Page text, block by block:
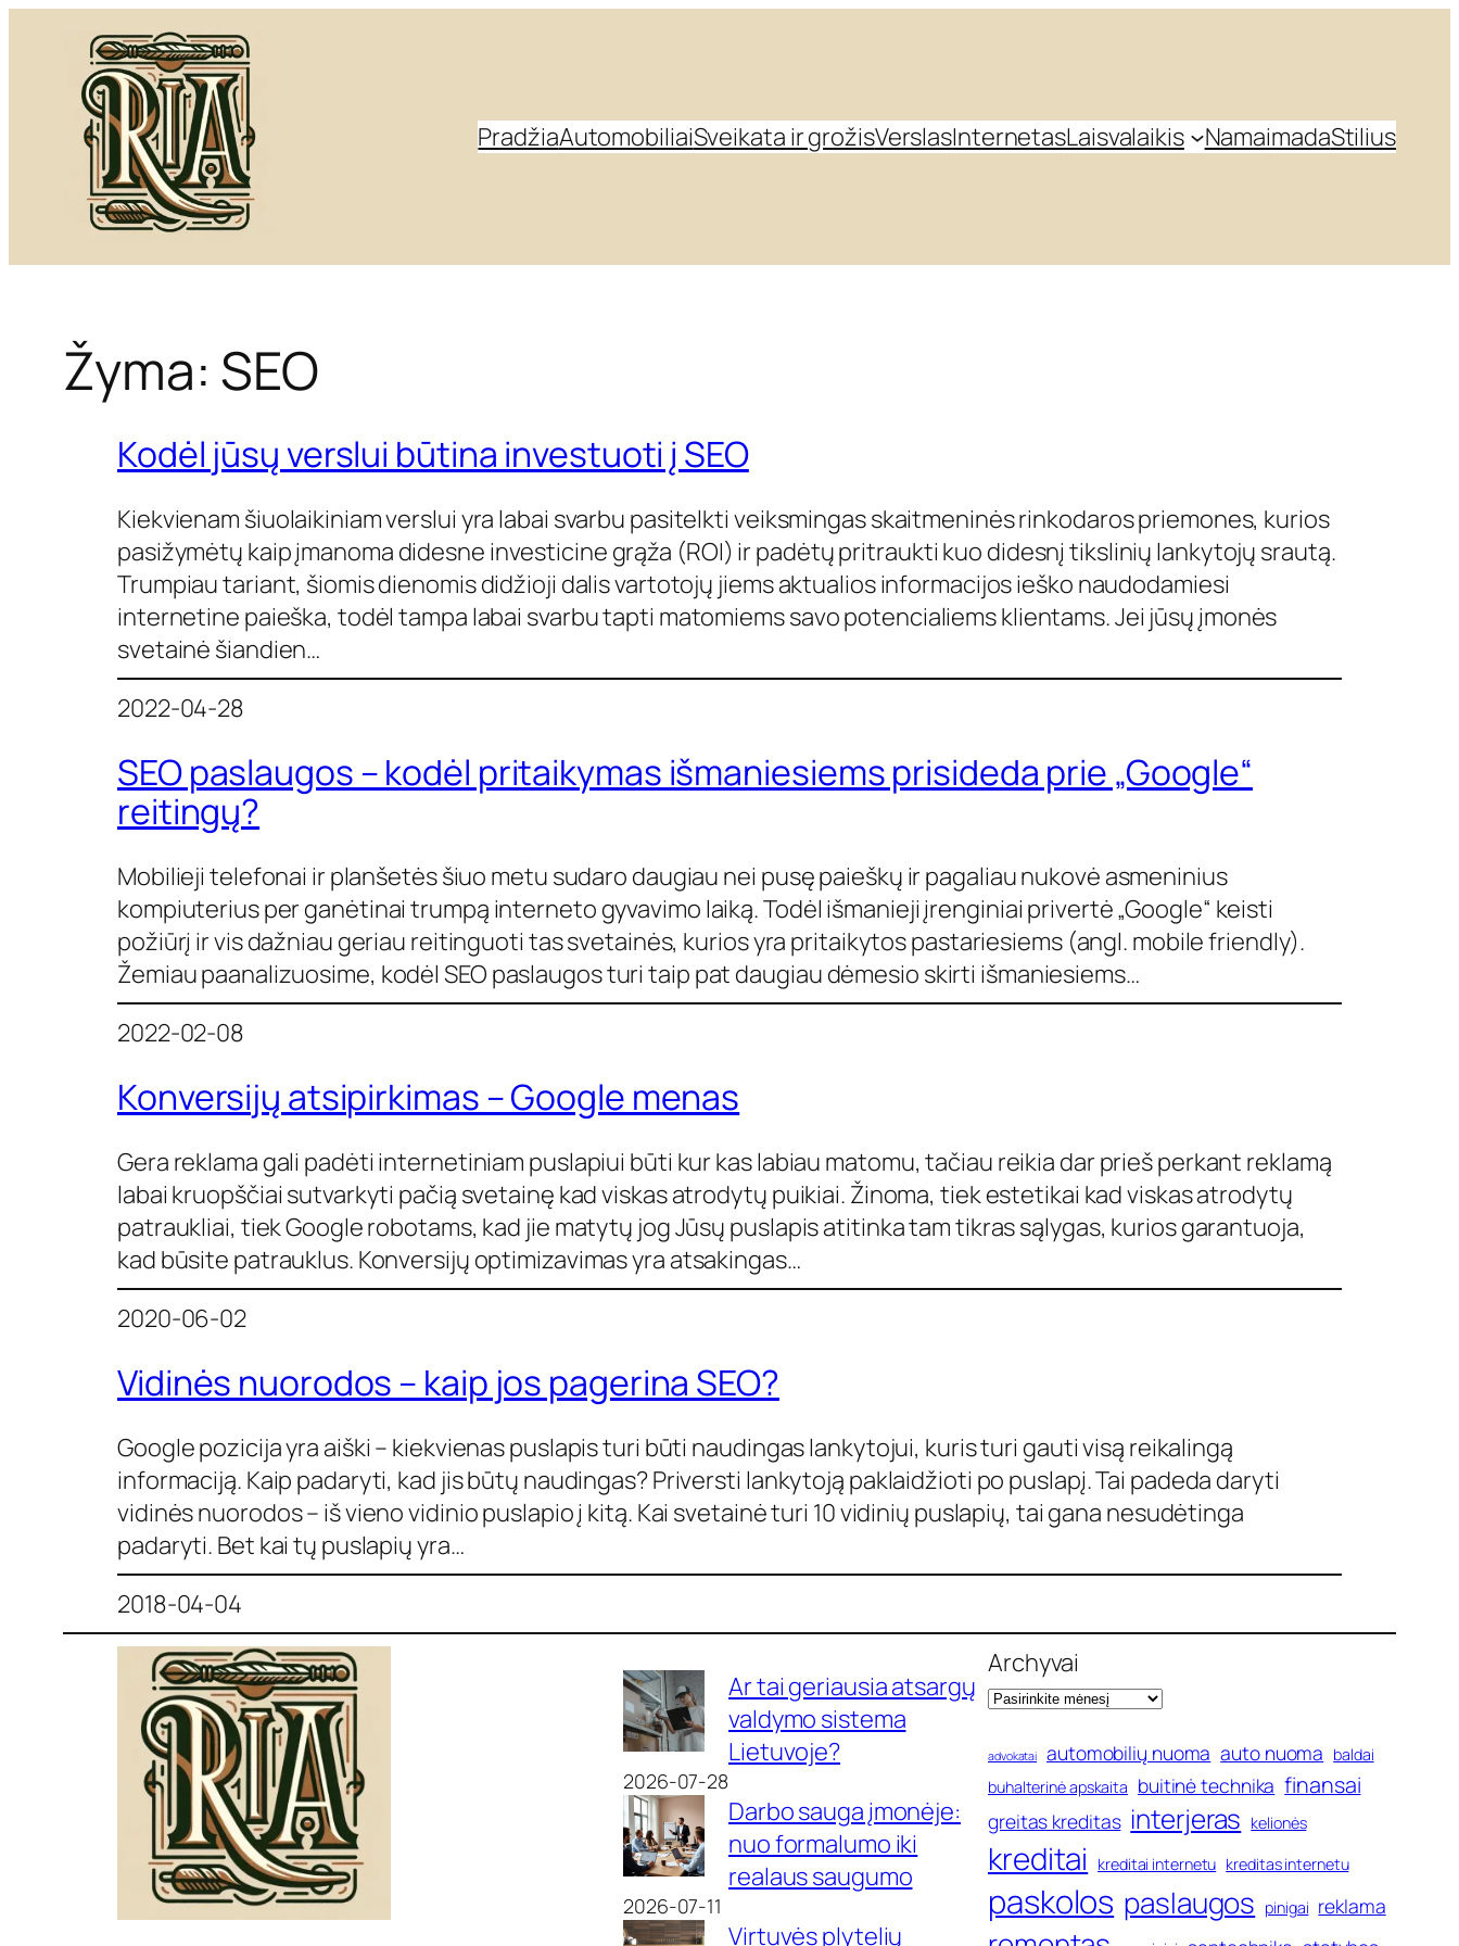
PradžiaAutomobiliaiSveikata ir grožisVerslasInternetasLaisvalaikis NamaimadaStilius
Žyma: SEO
Kodėl jūsų verslui būtina investuoti į SEO
Kiekvienam šiuolaikiniam verslui yra labai svarbu pasitelkti veiksmingas skaitmeninės rinkodaros priemones, kurios
pasižymėtų kaip įmanoma didesne investicine grąža (ROI) ir padėtų pritraukti kuo didesnį tikslinių lankytojų srautą.
Trumpiau tariant, šiomis dienomis didžioji dalis vartotojų jiems aktualios informacijos ieško naudodamiesi
internetine paieška, todėl tampa labai svarbu tapti matomiems savo potencialiems klientams. Jei jūsų įmonės
svetainė šiandien…
2022-04-28
SEO paslaugos – kodėl pritaikymas išmaniesiems prisideda prie „Google“
reitingų?
Mobilieji telefonai ir planšetės šiuo metu sudaro daugiau nei pusę paieškų ir pagaliau nukovė asmeninius
kompiuterius per ganėtinai trumpą interneto gyvavimo laiką. Todėl išmanieji įrenginiai privertė „Google“ keisti
požiūrį ir vis dažniau geriau reitinguoti tas svetainės, kurios yra pritaikytos pastariesiems (angl. mobile friendly).
Žemiau paanalizuosime, kodėl SEO paslaugos turi taip pat daugiau dėmesio skirti išmaniesiems…
2022-02-08
Konversijų atsipirkimas – Google menas
Gera reklama gali padėti internetiniam puslapiui būti kur kas labiau matomu, tačiau reikia dar prieš perkant reklamą
labai kruopščiai sutvarkyti pačią svetainę kad viskas atrodytų puikiai. Žinoma, tiek estetikai kad viskas atrodytų
patraukliai, tiek Google robotams, kad jie matytų jog Jūsų puslapis atitinka tam tikras sąlygas, kurios garantuoja,
kad būsite patrauklus. Konversijų optimizavimas yra atsakingas…
2020-06-02
Vidinės nuorodos – kaip jos pagerina SEO?
Google pozicija yra aiški – kiekvienas puslapis turi būti naudingas lankytojui, kuris turi gauti visą reikalingą
informaciją. Kaip padaryti, kad jis būtų naudingas? Priversti lankytoją paklaidžioti po puslapį. Tai padeda daryti
vidinės nuorodos – iš vieno vidinio puslapio į kitą. Kai svetainė turi 10 vidinių puslapių, tai gana nesudėtinga
padaryti. Bet kai tų puslapių yra…
2018-04-04
Ar tai geriausia atsargų
valdymo sistema
Lietuvoje?
2026-07-28
Darbo sauga įmonėje:
nuo formalumo iki
realaus saugumo
2026-07-11
Virtuvės plytelių
Archyvai
advokatai automobilių nuoma auto nuoma baldai
buhalterinė apskaita buitinė technika finansai
greitas kreditas interjeras kelionės
kreditai kreditai internetu kreditas internetu
paskolos paslaugos pinigai reklama